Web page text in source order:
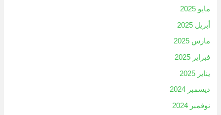
مايو 2025
أبريل 2025
مارس 2025
فبراير 2025
يناير 2025
ديسمبر 2024
نوفمبر 2024